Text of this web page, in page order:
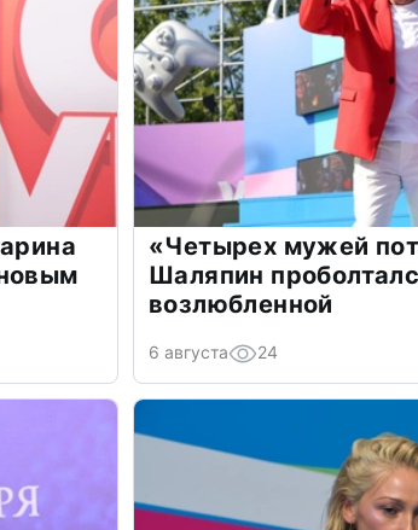
«Четырех мужей
Шаляпин
возлюбленной
6 августа 24